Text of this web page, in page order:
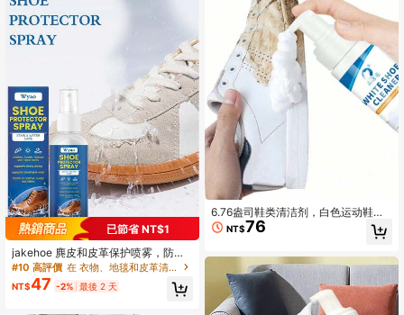
已節省 NT$1
jakehoe 麂皮和皮革保护喷雾，防水
防污，适用于鞋子、靴子、包袋和内
衬，持久防水，温和日常清洁和保养
鞋履材质。馈赠亲友、情人节、开斋
#10 高評價 在 衣物、地毯和皮革清潔劑、漂白水和柔軟精
NT$47 -2% 最後 2 天
6.76盎司鞋类清洁剂，白色运动鞋清
洁剂，免水泡沫运动鞋清洁剂，可清
洁白色鞋子、绒面革、靴子、帆布、P
NT$76